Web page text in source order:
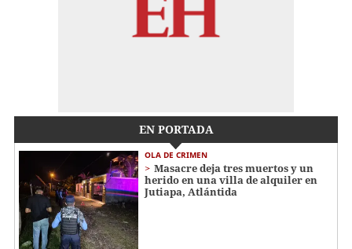
EN PORTADA
OLA DE CRIMEN
Masacre deja tres muertos y un
herido en una villa de alquiler en
Jutiapa, Atlántida